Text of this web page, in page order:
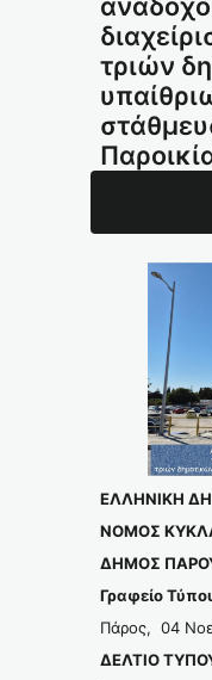
τριών
ΕΛΛΗΝΙΚΗ
ΝΟΜΟΣ
ΔΗΜΟΣ
Γραφείο
Πάρος, 04
ΔΕΛΤΙΟ